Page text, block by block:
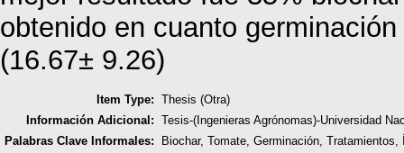
obtenido en cuanto
(16.67± 9.26)
Item Type: Thesis (Otra)
Información Adicional: Tesis-(Ingenieras Agrónomas)-Universidad
Palabras Clave Informales:
Biochar, Tomate, Germinación, Tratamientos,